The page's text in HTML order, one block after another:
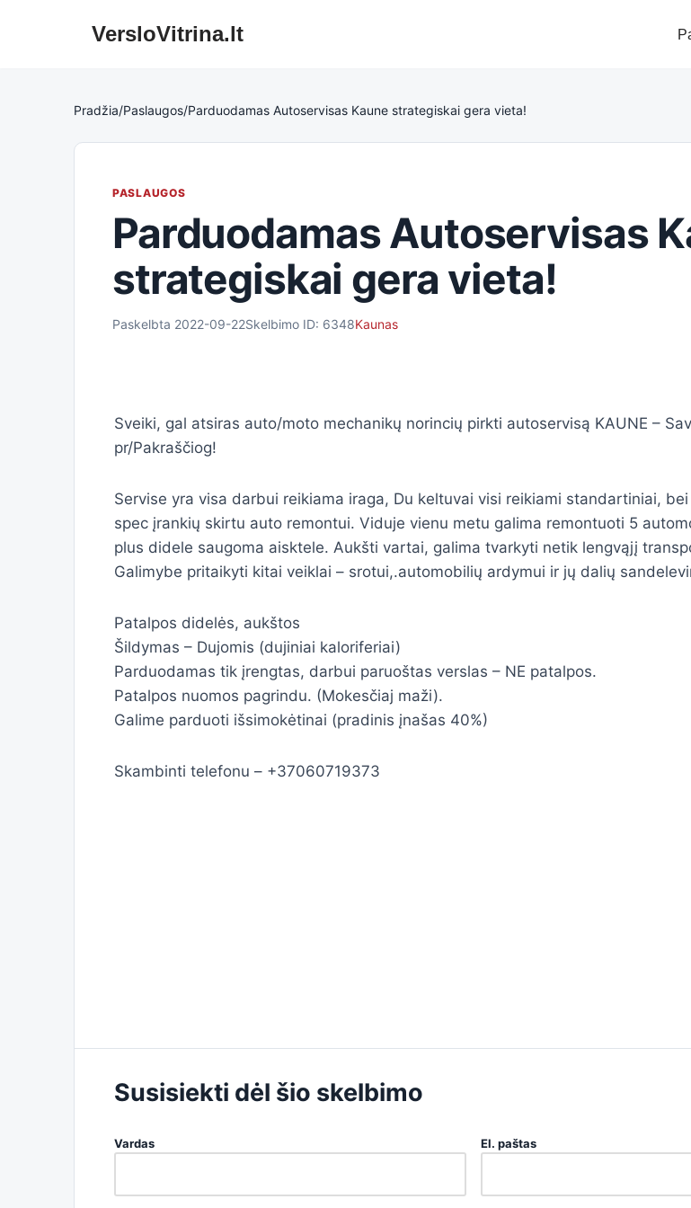
VersloVitrina.lt
Pradžia/Paslaugos/Parduodamas Autoservisas Kaune strategiskai gera vieta!
PASLAUGOS
Parduodamas Autoservisas
strategiskai gera vieta!
Paskelbta 2022-09-22Skelbimo ID: 6348Kaunas
Sveiki, gal atsiras auto/moto mechanikų norincių pirkti autoservisą KAUNE –
pr/Pakraščiog!
Servise yra visa darbui reikiama iraga, Du keltuvai visi reikiami standartiniai,
spec įrankių skirtu auto remontui. Viduje vienu metu galima remontuoti 5
plus didele saugoma aisktele. Aukšti vartai, galima tvarkyti netik lengvąjį
Galimybe pritaikyti kitai veiklai – srotui,.automobilių ardymui ir jų dalių
Patalpos didelės, aukštos
Šildymas – Dujomis (dujiniai kaloriferiai)
Parduodamas tik įrengtas, darbui paruoštas verslas – NE patalpos.
Patalpos nuomos pagrindu. (Mokesčiaj maži).
Galime parduoti išsimokėtinai (pradinis įnašas 40%)
Skambinti telefonu – +37060719373
Susisiekti dėl šio skelbimo
Vardas El. paštas